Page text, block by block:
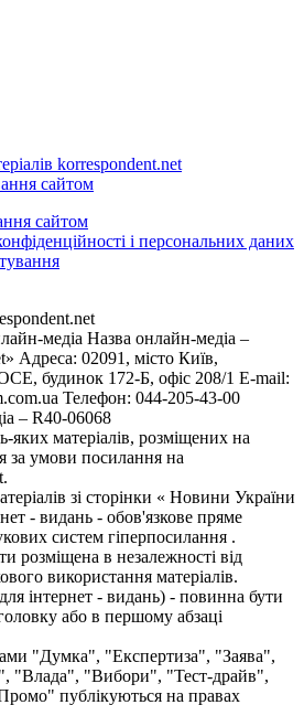
korrespondent.net
сайтом
сайтом
і персональних даних
медіа Назва онлайн-медіа –
Адреса: 02091, місто Київ,
будинок 172-Б, офіс 208/1 E-mail:
Телефон: 044-205-43-00
– R40-06068
яких матеріалів, розміщених на
за умови посилання на
зі сторінки « Новини України
- видань - обов'язкове пряме
систем гіперпосилання .
розміщена в незалежності від
використання матеріалів.
інтернет - видань) - повинна бути
або в першому абзаці
"Думка", "Експертиза", "Заява",
"Влада", "Вибори", "Тест-драйв",
публікуються на правах